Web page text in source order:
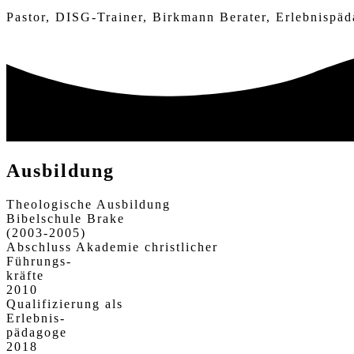
Pastor, DISG-Trainer, Birkmann Berater,
Ausbildung
Theologische Ausbildung
Bibelschule Brake
(2003-2005)
Abschluss Akademie christlicher
Führungs-
kräfte
2010
Qualifizierung als
Erlebnis-
pädagoge
2018